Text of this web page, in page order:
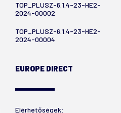
TOP_PLUSZ-6.1.4-23-HE2-
2024-00002
TOP_PLUSZ-6.1.4-23-HE2-
2024-00004
EUROPE DIRECT
Elérhetőségek: